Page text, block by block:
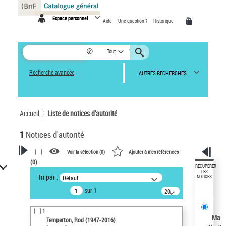
Espace personnel Aide Une question ? Historique
Tout
Recherche avancée AUTRES RECHERCHES
Accueil Liste de notices d’autorité
1 Notices d'autorité
VOTRE RECHERCHE
Recherche avancée dans les
notices d’autorité
Œuvres liées à l'auteur :
Temperton, Rod (1947-2016)
Voir la sélection (0) Ajouter à mes références
(0)
Tri par : Défaut
sur 1
20
résultats/page
1
Temperton, Rod (1947-2016)
RÉCUPÉRER
LES
NOTICES
Ma
Panneau de gestion des cookies